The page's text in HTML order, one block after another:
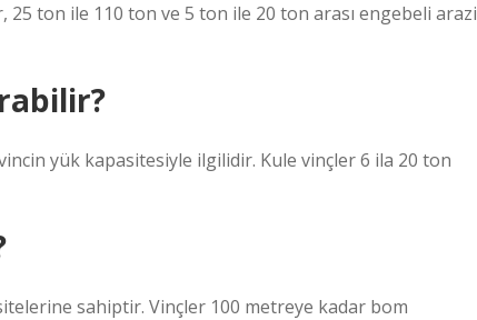
ton ile 110 ton ve 5 ton ile 20 ton arası engebeli arazi
yük kapasitesiyle ilgilidir. Kule vinçler 6 ila 20 ton
sahiptir. Vinçler 100 metreye kadar bom